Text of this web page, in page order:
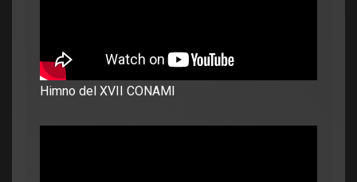
Himno del XVII CONAMI